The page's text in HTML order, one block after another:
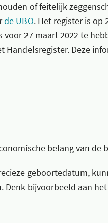
of feitelijk
de UBO. Het register is op
27 maart 2022 te
Deze
belang van de
geboortedatum,
bijvoorbeeld aan